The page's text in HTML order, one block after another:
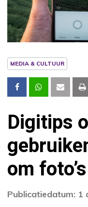
MEDIA & CULTUUR
Digitips
om
Publicatiedatum: 1